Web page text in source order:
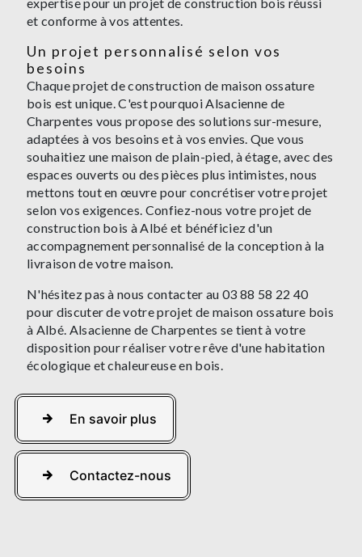
et conforme à vos attentes.
Un projet personnalisé selon vos
besoins
Chaque projet de construction de maison ossature
bois est unique. C'est pourquoi Alsacienne de
Charpentes vous propose des solutions sur-mesure,
adaptées à vos besoins et à vos envies. Que vous
souhaitiez une maison de plain-pied, à étage, avec des
espaces ouverts ou des pièces plus intimistes, nous
mettons tout en œuvre pour concrétiser votre projet
selon vos exigences. Confiez-nous votre projet de
construction bois à Albé et bénéficiez d'un
accompagnement personnalisé de la conception à la
livraison de votre maison.
N'hésitez pas à nous contacter au 03 88 58 22 40
pour discuter de votre projet de maison ossature bois
à Albé. Alsacienne de Charpentes se tient à votre
disposition pour réaliser votre rêve d'une habitation
écologique et chaleureuse en bois.
En savoir plus
Contactez-nous